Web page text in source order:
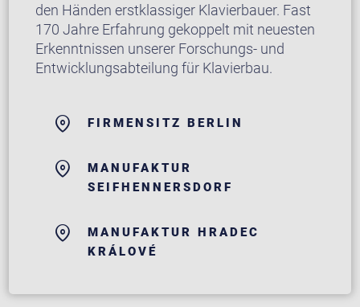
den Händen erstklassiger Klavierbauer. Fast
170 Jahre Erfahrung gekoppelt mit neuesten
Erkenntnissen unserer Forschungs- und
Entwicklungsabteilung für Klavierbau.
FIRMENSITZ BERLIN
MANUFAKTUR
SEIFHENNERSDORF
MANUFAKTUR HRADEC
KRÁLOVÉ